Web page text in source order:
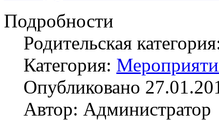
Подробности
Родительская
Категория:
Опубликовано
Автор: Администратор